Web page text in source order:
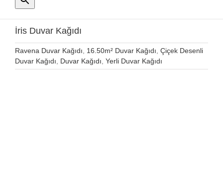
Button
İris Duvar Kağıdı
Ravena Duvar Kağıdı 16.50m² Duvar Kağıdı Çiçek Desenli
Duvar Kağıdı
Duvar Kağıdı Yerli Duvar Kağıdı